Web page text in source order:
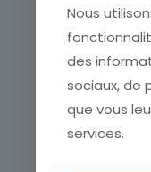
Nous
des
sociaux, de
que vous
services.